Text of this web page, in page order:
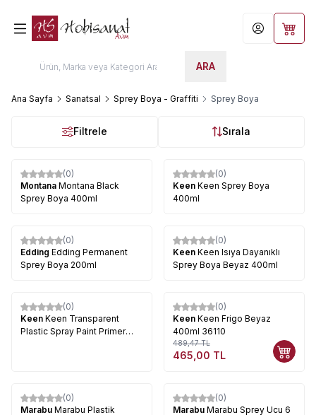
ARA
Hesabım
Ana Sayfa Sanatsal Sprey Boya - Graffiti Sprey Boya
Filtrele Sırala
(0)
Montana Montana Black
Sprey Boya 400ml
(0)
Keen Keen Sprey Boya
400ml
%15
(0)
Edding Edding Permanent
Sprey Boya 200ml
(0)
Keen Keen Isıya Dayanıklı
Sprey Boya Beyaz 400ml
(0)
Keen Keen Transparent
Plastic Spray Paint Primer
%5
(0)
Keen Keen Frigo Beyaz
400ml 36110
489,47TL
465,00 TL
%5
(0)
Marabu Marabu Plastik
%5
(0)
Marabu Marabu Sprey Ucu 6